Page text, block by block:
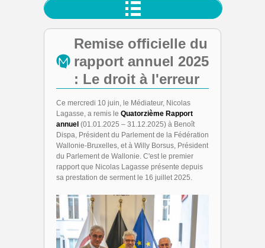
Remise officielle du
rapport annuel 2025
: Le droit à l'erreur
Ce mercredi 10 juin, le Médiateur, Nicolas
Lagasse, a remis le Quatorzième Rapport
annuel (01.01.2025 – 31.12.2025) à Benoît
Dispa, Président du Parlement de la Fédération
Wallonie-Bruxelles, et à Willy Borsus, Président
du Parlement de Wallonie. C'est le premier
rapport que Nicolas Lagasse présente depuis
sa prestation de serment le 16 juillet 2025.